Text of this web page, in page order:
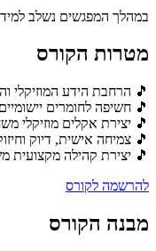
במהלך המפגשים נשלב
מטרות הקורס
🎵 הרחבת הידע המוזיקלי
🎵 חשיפה לחומרים
🎵 יצירת אקלים מוזיקלי
🎵 צמיחה אישית, דיוק
🎵 יצירת קהילה מקצועית
להרשמה לקורס
מבנה הקורס